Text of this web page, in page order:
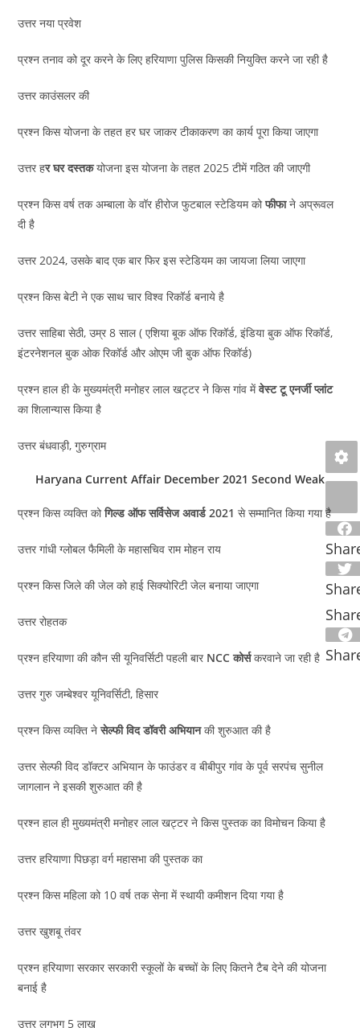
उत्तर नया प्रवेश
प्रश्न तनाव को दूर करने के लिए हरियाणा पुलिस किसकी नियुक्ति करने जा रही है
उत्तर काउंसलर की
प्रश्न किस योजना के तहत हर घर जाकर टीकाकरण का कार्य पूरा किया जाएगा
उत्तर हर घर दस्तकयोजना इस योजना के तहत 2025 टीमें गठित की जाएगी
प्रश्न किस वर्ष तक अम्बाला के वॉर हीरोज फुटबाल स्टेडियम कोफीफाने अप्रूवल
दी है
उत्तर 2024, उसके बाद एक बार फिर इस स्टेडियम का जायजा लिया जाएगा
प्रश्न किस बेटी ने एक साथ चार विश्व रिकॉर्ड बनाये है
उत्तर साहिबा सेठी, उम्र 8 साल ( एशिया बूक ऑफ रिकॉर्ड, इंडिया बुक ऑफ रिकॉर्ड,
इंटरनेशनल बुक ओक रिकॉर्ड और ओएम जी बुक ऑफ रिकॉर्ड)
प्रश्न हाल ही के मुख्यमंत्री मनोहर लाल खट्टर ने किस गांव मेंवेस्ट टू एनर्जी प्लांट
का शिलान्यास किया है
उत्तर बंधवाड़ी, गुरुग्राम
Haryana Current Affair December 2021 Second Weak
प्रश्न किस व्यक्ति कोगिल्ड ऑफ सर्विसेज अवार्ड 2021 से सम्मानित किया गया है
उत्तर गांधी ग्लोबल फैमिली के महासचिव राम मोहन राय
प्रश्न किस जिले की जेल को हाई सिक्योरिटी जेल बनाया जाएगा
उत्तर रोहतक
प्रश्न हरियाणा की कौन सी यूनिवर्सिटी पहली बार NCC कोर्सकरवाने जा रही है
उत्तर गुरु जम्बेश्वर यूनिवर्सिटी, हिसार
प्रश्न किस व्यक्ति नेसेल्फी विद डॉवरी अभियानकी शुरुआत की है
उत्तर सेल्फी विद डॉक्टर अभियान के फाउंडर व बीबीपुर गांव के पूर्व सरपंच सुनील
जागलान ने इसकी शुरुआत की है
प्रश्न हाल ही मुख्यमंत्री मनोहर लाल खट्टर ने किस पुस्तक का विमोचन किया है
उत्तर हरियाणा पिछड़ा वर्ग महासभा की पुस्तक का
प्रश्न किस महिला को 10 वर्ष तक सेना में स्थायी कमीशन दिया गया है
उत्तर खुशबू तंवर
प्रश्न हरियाणा सरकार सरकारी स्कूलों के बच्चों के लिए कितने टैब देने की योजना
बनाई है
उत्तर लगभग 5 लाख